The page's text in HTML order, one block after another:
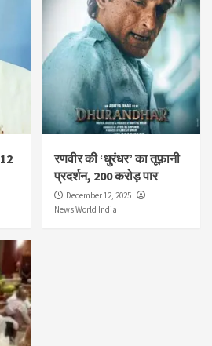
रणवीर की ‘धुरंधर’ का तूफ़ानी
प्रदर्शन, 200 करोड़ पार
December 12, 2025
News World India